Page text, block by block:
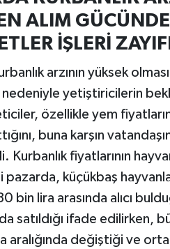
ALIM
İŞLERİ
arzının yüksek
yetiştiricilerin
özellikle yem
buna karşın
Kurbanlık fiyatlarının
küçükbaş
bin lira arasında alıcı
satıldığı ifade edilirken,
aralığında değiştiği ve